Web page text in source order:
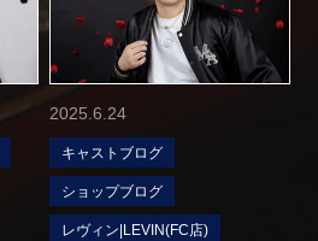
2025.6.24
キャストブログ
ショップブログ
レヴィン|LEVIN(FC店)